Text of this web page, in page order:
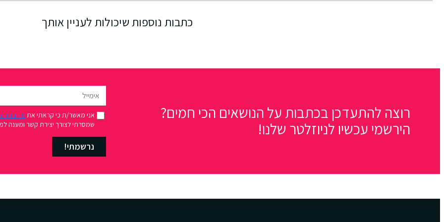
כתבות נוספות שיכולות לעניין אותך
רוצה להתעדכן בכתבות על הנושאים הכי חמים?
הירשמי עכשיו לניוזלטר שלנו!
אני מאשר/ת כי קראתי את מדיניות
שמסרתי לצורך יצירת קשר ומענה
נרשמתי!